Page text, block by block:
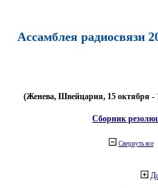
Ассамблея радиосвязи
(Женева, Швейцария, 15 октября -
Сборник
Свернуть все